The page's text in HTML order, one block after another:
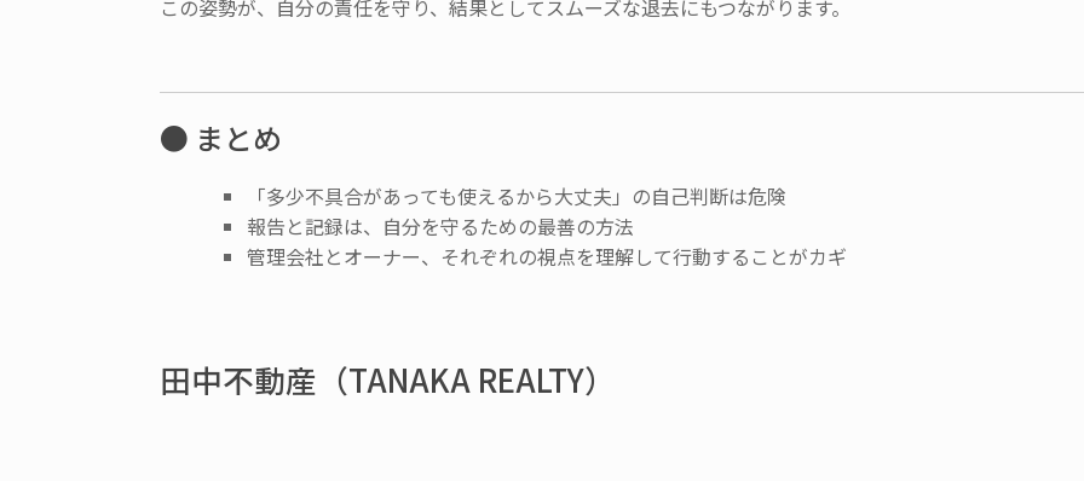
この姿勢が、自分の責任を守り、 結果としてスムーズな退去にもつながります。
● まとめ
「多少不具合があっても使えるから大丈夫」の自己判断は危険
報告と記録は、自分を守るための最善の方法
管理会社とオーナー、 それぞれの視点を理解して行動することがカギ
田中不動産（TANAKA REALTY）